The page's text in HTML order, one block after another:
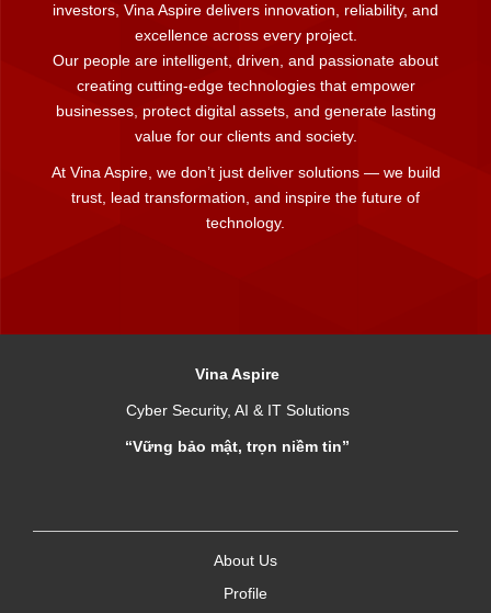
investors, Vina Aspire delivers innovation, reliability, and
excellence across every project.
Our people are intelligent, driven, and passionate about
creating cutting-edge technologies that empower
businesses, protect digital assets, and generate lasting
value for our clients and society.
At Vina Aspire, we don’t just deliver solutions — we build
trust, lead transformation, and inspire the future of
technology.
Vina Aspire
Cyber Security, AI & IT Solutions
“Vững bảo mật, trọn niềm tin”
About Us
Profile